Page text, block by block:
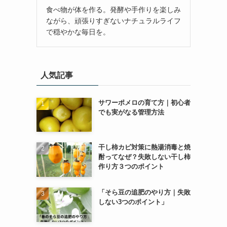
食べ物が体を作る。発酵や手作りを楽しみ
ながら、頑張りすぎないナチュラルライフ
で穏やかな毎日を。
人気記事
サワーポメロの育て方｜初心者
でも実がなる管理方法
干し柿カビ対策に熱湯消毒と焼
酎ってなぜ？失敗しない干し柿
作り方３つのポイント
「そら豆の追肥のやり方｜失敗
しない3つのポイント」